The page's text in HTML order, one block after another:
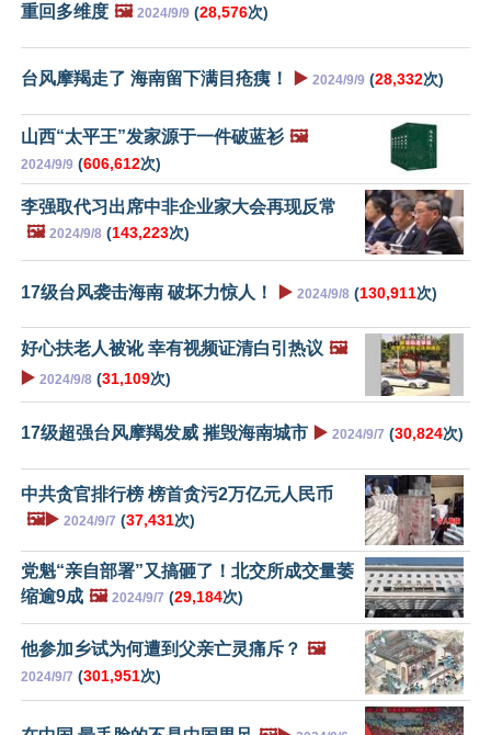
重回多维度 🖼️ 2024/9/9 (28,576次)
台风摩羯走了 海南留下满目疮痍！ ▶️ 2024/9/9 (28,332次)
山西“太平王”发家源于一件破蓝衫 🖼️
2024/9/9 (606,612次)
李强取代习出席中非企业家大会再现反常
🖼️ 2024/9/8 (143,223次)
17级台风袭击海南 破坏力惊人！ ▶️ 2024/9/8 (130,911次)
好心扶老人被讹 幸有视频证清白引热议 🖼️
▶️ 2024/9/8 (31,109次)
17级超强台风摩羯发威 摧毁海南城市 ▶️ 2024/9/7 (30,824次)
中共贪官排行榜 榜首贪污2万亿元人民币
🖼️▶️ 2024/9/7 (37,431次)
党魁“亲自部署”又搞砸了！北交所成交量萎
缩逾9成 🖼️ 2024/9/7 (29,184次)
他参加乡试为何遭到父亲亡灵痛斥？ 🖼️
2024/9/7 (301,951次)